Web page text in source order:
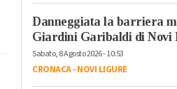
Danneggiata la barriera
Giardini Garibaldi di Novi
Sabato, 8 Agosto 2026 - 10:53
CRONACA-NOVI LIGURE